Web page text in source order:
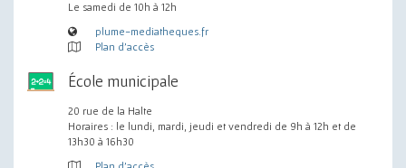
Le samedi de 10h à 12h
plume-mediatheques.fr
Plan d'accès
École municipale
20 rue de la Halte
Horaires : le lundi, mardi, jeudi et vendredi de 9h à 12h et de
13h30 à 16h30